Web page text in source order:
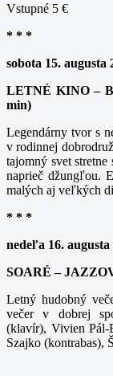
Vstupné 5 €
* * *
sobota 15. augusta
LETNÉ KINO –
min)
Legendárny tvor s
v rodinnej
tajomný svet
naprieč džungľou.
malých aj veľkých
* * *
nedeľa 16.
SOARÉ –
Letný hudobný
večer v dobrej
(klavír), Vivien Pál-
Szajko (kontrabas),